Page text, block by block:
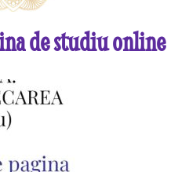
de studiu online